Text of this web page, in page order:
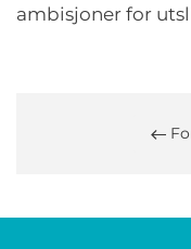
ambisjoner for